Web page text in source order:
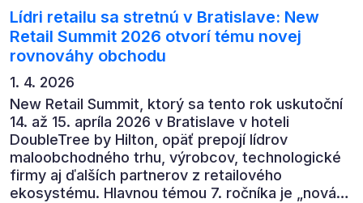
Lídri retailu sa stretnú v Bratislave: New
Retail Summit 2026 otvorí tému novej
rovnováhy obchodu
1. 4. 2026
New Retail Summit, ktorý sa tento rok uskutoční
14. až 15. apríla 2026 v Bratislave v hoteli
DoubleTree by Hilton, opäť prepojí lídrov
maloobchodného trhu, výrobcov, technologické
firmy aj ďalších partnerov z retailového
ekosystému. Hlavnou témou 7. ročníka je „nová